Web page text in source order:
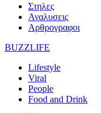
Στηλες
Αναλυσεις
Αρθρογραφοι
BUZZLIFE
Lifestyle
Viral
People
Food and Drink